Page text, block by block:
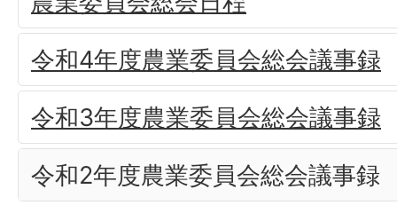
令和4年度農業委員会総会議事録
令和3年度農業委員会総会議事録
令和2年度農業委員会総会議事録